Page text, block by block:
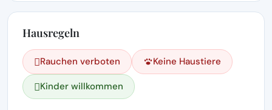
Hausregeln
Rauchen verboten Keine Haustiere
Kinder willkommen